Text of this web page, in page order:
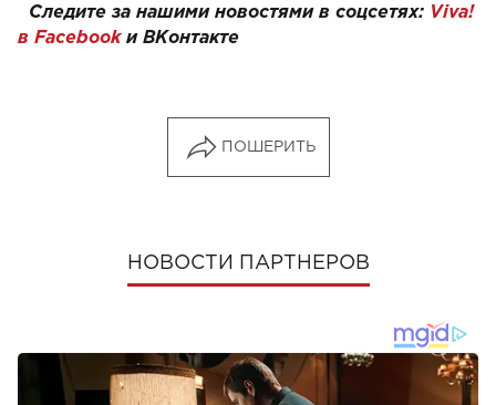
Следите за нашими новостями в соцсетях: Viva!
в Facebookи ВКонтакте
ПОШЕРИТЬ
НОВОСТИ ПАРТНЕРОВ